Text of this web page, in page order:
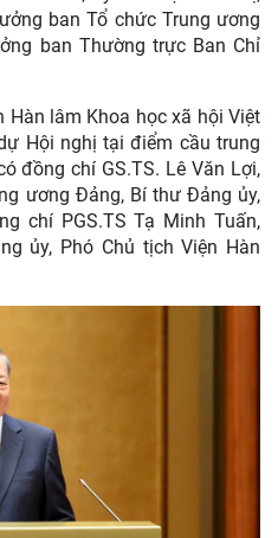
ban Tổ chức Trung ương
ban Thường trực Ban Chỉ
Hàn lâm Khoa học xã hội Việt
Hội nghị tại điểm cầu trung
đồng chí GS.TS. Lê Văn Lợi,
ương Đảng, Bí thư Đảng ủy,
chí PGS.TS Tạ Minh Tuấn,
ủy, Phó Chủ tịch Viện Hàn